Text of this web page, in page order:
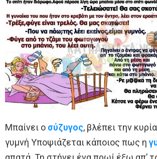
Μπαίνει ο σύζυγος, βλέπει την
γυμνή Υποψιάζεται κάποιος πως η